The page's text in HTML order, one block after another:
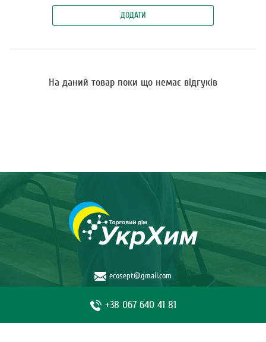
ДОДАТИ
На даний товар поки що немає відгуків
+38 067 640 41 81
ecosept@gmail.com